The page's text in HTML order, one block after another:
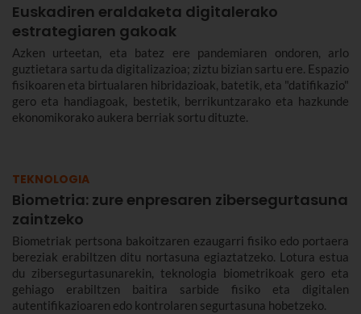
Euskadiren eraldaketa digitalerako
estrategiaren gakoak
Azken urteetan, eta batez ere pandemiaren ondoren, arlo
guztietara sartu da digitalizazioa; ziztu bizian sartu ere. Espazio
fisikoaren eta birtualaren hibridazioak, batetik, eta "datifikazio"
gero eta handiagoak, bestetik, berrikuntzarako eta hazkunde
ekonomikorako aukera berriak sortu dituzte.
TEKNOLOGIA
Biometria: zure enpresaren zibersegurtasuna
zaintzeko
Biometriak pertsona bakoitzaren ezaugarri fisiko edo portaera
bereziak erabiltzen ditu nortasuna egiaztatzeko. Lotura estua
du zibersegurtasunarekin, teknologia biometrikoak gero eta
gehiago erabiltzen baitira sarbide fisiko eta digitalen
autentifikazioaren edo kontrolaren segurtasuna hobetzeko.